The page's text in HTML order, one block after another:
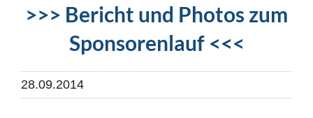
>>> Bericht und Photos zum
Sponsorenlauf <<<
28.09.2014